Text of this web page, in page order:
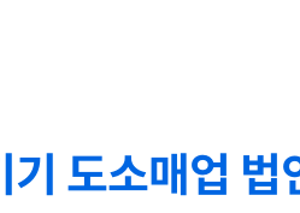
도소매업